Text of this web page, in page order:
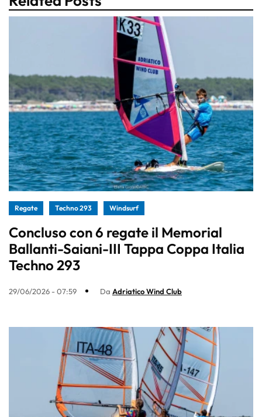
Regate Techno 293 Windsurf
Concluso con 6 regate il Memorial
Ballanti-Saiani-III Tappa Coppa Italia
Techno 293
29/06/2026 - 07:59 Da Adriatico Wind Club